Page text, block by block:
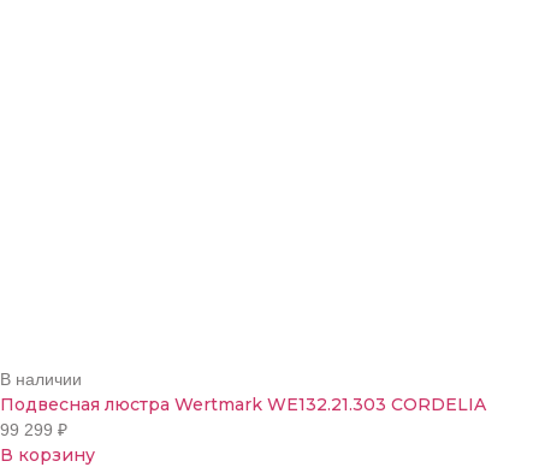
В наличии
Подвесная люстра Wertmark WE132.21.303 CORDELIA
99 299 ₽
В корзину